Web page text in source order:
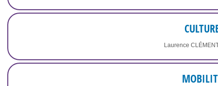
Laurence